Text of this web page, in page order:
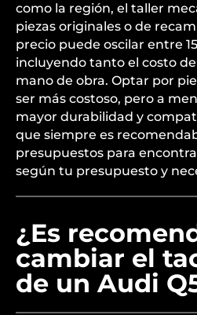
como la región, el taller
piezas originales o de
precio puede oscilar entre
incluyendo tanto el costo
mano de obra. Optar por
ser más costoso, pero a
mayor durabilidad y
que siempre es
presupuestos para
según tu presupuesto y
¿Es
cambiar el
de un Audi